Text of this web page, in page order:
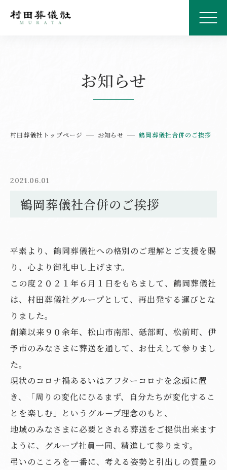
お知らせ
村田葬儀社トップページ お知らせ 鶴岡葬儀社合併のご挨拶
2021.06.01
鶴岡葬儀社合併のご挨拶
平素より、鶴岡葬儀社への格別のご理解とご支援を賜
り、心より御礼申し上げます。
この度２０２１年６月１日をもちまして、鶴岡葬儀社
は、村田葬儀社グループとして、再出発する運びとな
りました。
創業以来９０余年、松山市南部、砥部町、松前町、伊
予市のみなさまに葬送を通して、お仕えして参りまし
た。
現状のコロナ禍あるいはアフターコロナを念頭に置
き、「周りの変化にひるまず、自分たちが変化するこ
とを楽しむ」というグループ理念のもと、
地域のみなさまに必要とされる葬送をご提供出来ます
ように、グループ社員一同、精進して参ります。
弔いのこころを一番に、考える姿勢と引出しの質量の